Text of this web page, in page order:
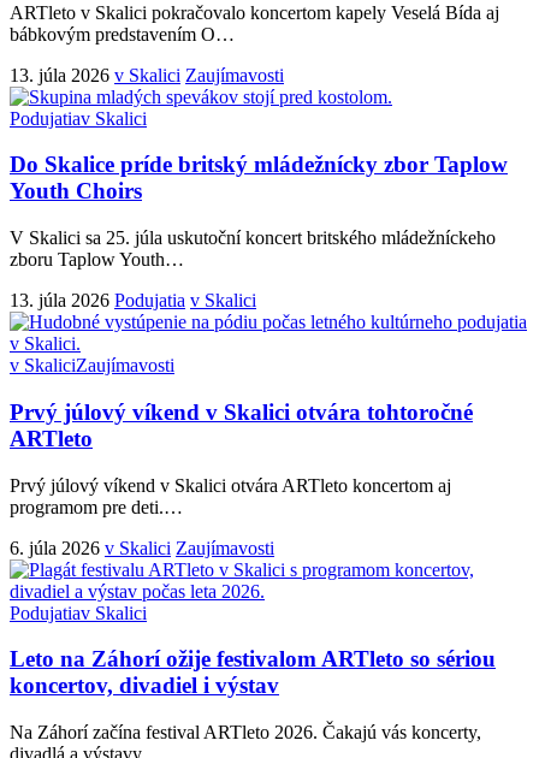
ARTleto v Skalici pokračovalo koncertom kapely Veselá Bída aj
bábkovým predstavením O…
13. júla 2026 v Skalici Zaujímavosti
Podujatiav Skalici
Do Skalice príde britský mládežnícky zbor Taplow
Youth Choirs
V Skalici sa 25. júla uskutoční koncert britského mládežníckeho
zboru Taplow Youth…
13. júla 2026 Podujatia v Skalici
v SkaliciZaujímavosti
Prvý júlový víkend v Skalici otvára tohtoročné
ARTleto
Prvý júlový víkend v Skalici otvára ARTleto koncertom aj
programom pre deti.…
6. júla 2026 v Skalici Zaujímavosti
Podujatiav Skalici
Leto na Záhorí ožije festivalom ARTleto so sériou
koncertov, divadiel i výstav
Na Záhorí začína festival ARTleto 2026. Čakajú vás koncerty,
divadlá a výstavy